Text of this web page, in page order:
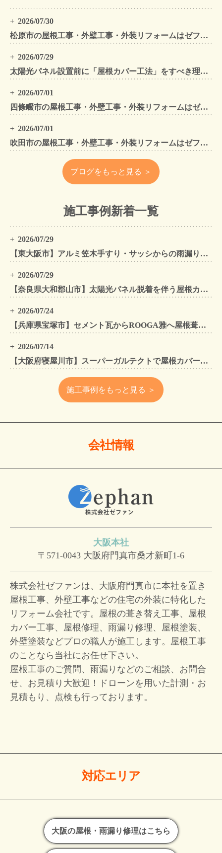
2026/07/30
松原市の屋根工事・外壁工事・外装リフォームはゼファン！松原市内の工事事例もご紹介
2026/07/29
太陽光パネル設置前に「屋根カバー工法」をすべき理由！葺き替えとの違いや費用・雨漏り対策をプロが解説
2026/07/01
四條畷市の屋根工事・外壁工事・外装リフォームはゼファン！四條畷内の工事事例もご紹介
2026/07/01
吹田市の屋根工事・外壁工事・外装リフォームはゼファン！吹田市内の工事事例もご紹介
ブログをもっと見る ＞
施工事例新着一覧
2026/07/29
【東大阪市】アルミ笠木手すり・サッシからの雨漏りを解消｜外壁金属サイディングカバー工法
2026/07/29
【奈良県大和郡山市】太陽光パネル脱着を伴う屋根カバー工法・外壁カバー工法・外壁塗装工事｜スーパーガルテクト施工事例
2026/07/24
【兵庫県宝塚市】セメント瓦からROOGA雅へ屋根葺き替え モダングレーで軽量化・外壁塗装も同時施工
2026/07/14
【大阪府寝屋川市】スーパーガルテクトで屋根カバー工法・外壁塗装・雨樋工事｜住まいをトータルリフォームした施工事例
施工事例をもっと見る ＞
会社情報
大阪本社
〒571-0043 大阪府門真市桑才新町1-6
株式会社ゼファンは、大阪府門真市に本社を置き
屋根工事、外壁工事などの住宅の外装に特化した
リフォーム会社です。屋根の葺き替え工事、屋根
カバー工事、屋根修理、雨漏り修理、屋根塗装、
外壁塗装などプロの職人が施工します。屋根工事
のことなら当社にお任せ下さい。
屋根工事のご質問、雨漏りなどのご相談、お問合
せ、お見積り大歓迎！
ドローンを用いた計測・お
見積もり、点検も行っております。
対応エリア
大阪の屋根・雨漏り修理はこちら